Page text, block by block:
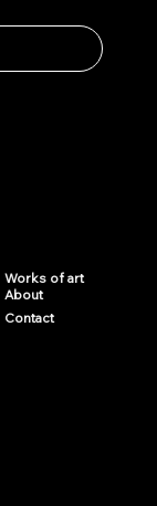
Works of art
About
Contact